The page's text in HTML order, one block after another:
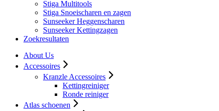
Stiga Multitools
Stiga Snoeischaren en zagen
Sunseeker Heggenscharen
Sunseeker Kettingzagen
Zoekresultaten
About Us
Accessoires
Kranzle Accessoires
Kettingreiniger
Ronde reiniger
Atlas schoenen